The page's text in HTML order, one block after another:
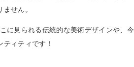
せん。
に見られる伝統的な美術デザインや、今
ィティです！